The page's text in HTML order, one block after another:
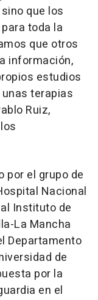
que los
toda la
que otros
información,
estudios
terapias
Ruiz,
por el grupo de
Nacional
Instituto de
La Mancha
Departamento
de
por la
en el